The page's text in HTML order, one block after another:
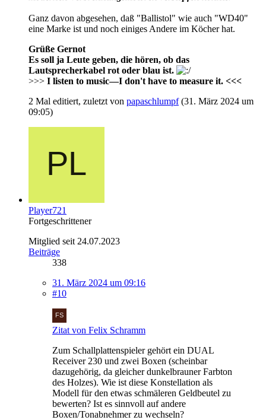
Ganz davon abgesehen, daß "Ballistol" wie auch "WD40"
eine Marke ist und noch einiges Andere im Köcher hat.
Grüße Gernot
Es soll ja Leute geben, die hören, ob das
Lautsprecherkabel rot oder blau ist.
>>> I listen to music—I don't have to measure it. <<<
2 Mal editiert, zuletzt von papaschlumpf(31. März 2024 um
09:05)
Player721
Fortgeschrittener
Mitglied seit 24.07.2023
Beiträge
338
31. März 2024 um 09:16
#10
Zitat von Felix Schramm
Zum Schallplattenspieler gehört ein DUAL
Receiver 230 und zwei Boxen (scheinbar
dazugehörig, da gleicher dunkelbrauner Farbton
des Holzes). Wie ist diese Konstellation als
Modell für den etwas schmäleren Geldbeutel zu
bewerten? Ist es sinnvoll auf andere
Boxen/Tonabnehmer zu wechseln?